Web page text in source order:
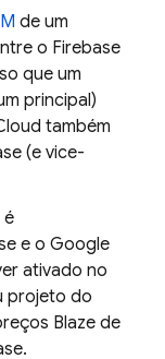
de um
o Firebase
que um
principal)
também
(e vice-
é
e o Google
ativado no
projeto do
Blaze de